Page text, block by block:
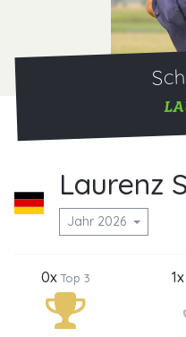
Laurenz
Jahr 2026
0xTop 3